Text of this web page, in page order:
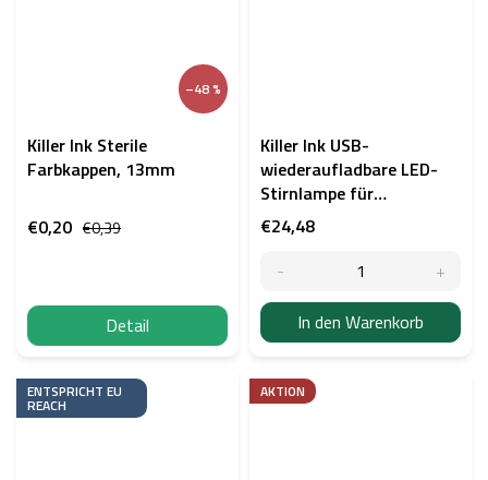
–48 %
Killer Ink Sterile
Farbkappen, 13mm
€0,39
€0,20
Detail
Killer Ink USB-
wiederaufladbare LED-
Stirnlampe für
Tätowierer
€24,48
In den Warenkorb
ENTSPRICHT EU
REACH
AKTION